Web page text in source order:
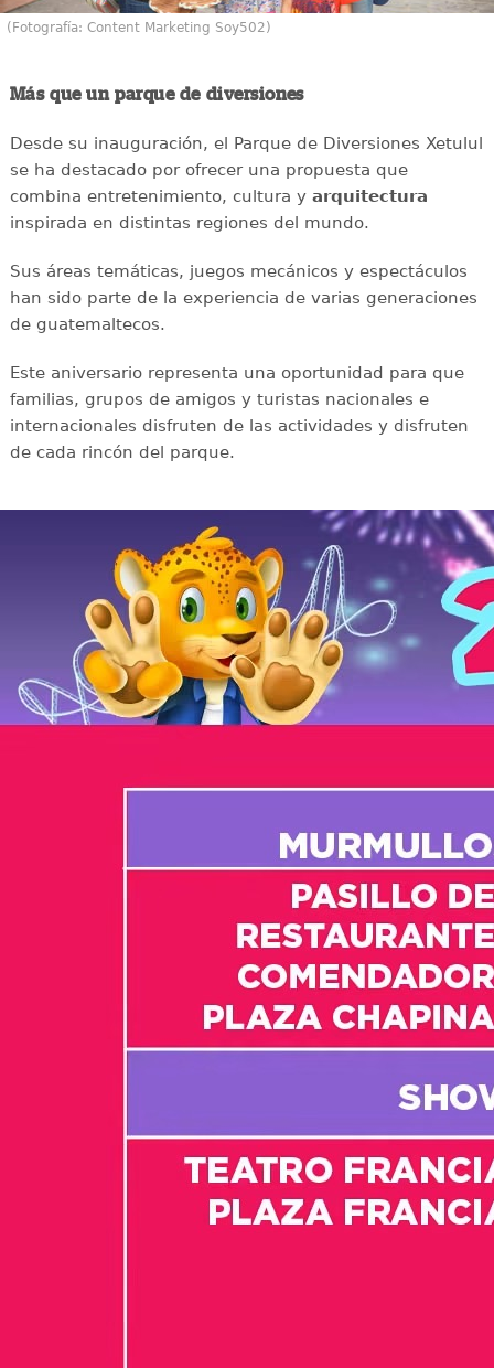
(Fotografía: Content Marketing Soy502)
Más que un parque de diversiones
Desde su inauguración, el Parque de Diversiones Xetulul
se ha destacado por ofrecer una propuesta que
combina entretenimiento, cultura y arquitectura
inspirada en distintas regiones del mundo.
Sus áreas temáticas, juegos mecánicos y espectáculos
han sido parte de la experiencia de varias generaciones
de guatemaltecos.
Este aniversario representa una oportunidad para que
familias, grupos de amigos y turistas nacionales e
internacionales disfruten de las actividades y disfruten
de cada rincón del parque.